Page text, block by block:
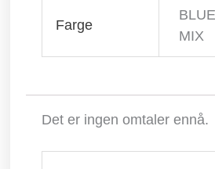
Farge
MIX
Det er ingen omtaler ennå.